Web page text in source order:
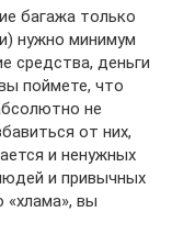
багажа только
нужно минимум
средства, деньги
поймете, что
не
от них,
и ненужных
и привычных
«хлама», вы